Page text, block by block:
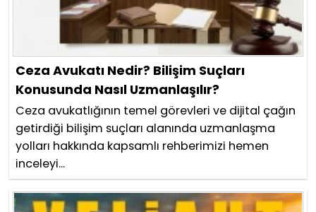
Ceza Avukatı Nedir? Bilişim Suçları
Konusunda Nasıl Uzmanlaşılır?
Ceza avukatlığının temel görevleri ve dijital çağın
getirdiği bilişim suçları alanında uzmanlaşma
yolları hakkında kapsamlı rehberimizi hemen
inceleyi...